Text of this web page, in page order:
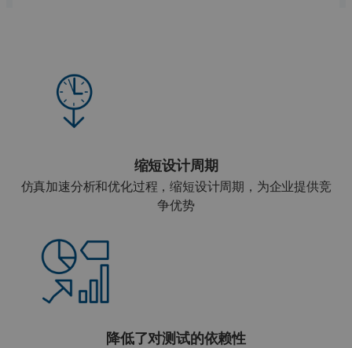
缩短设计周期
仿真加速分析和优化过程，缩短设计周期，为企业提供竞
争优势
降低了对测试的依赖性